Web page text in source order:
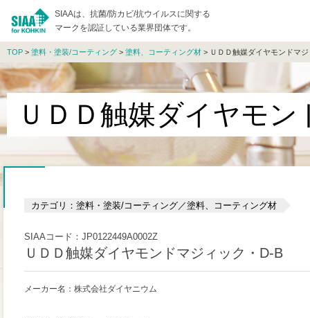
SIAAは、抗菌/防カビ/抗ウイルスに関する
マークを認証している業界団体です。
TOP > 塗料・塗装/コーティング > 塗料、コーティング材 > ＵＤＤ触媒ダイヤモンドマ
ＵＤＤ触媒ダイヤモ
カテゴリ：塗料・塗装/コーティング／塗料、コーティング材
SIAAコード：JP0122449A0002Z
ＵＤＤ触媒ダイヤモンドマジィック・D-B
メーカー名：株式会社ダイヤニウム